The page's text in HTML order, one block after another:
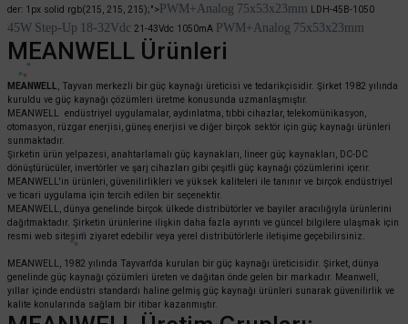
der: 1px solid rgb(215, 215, 215);"> PWM+Analog 75x53x23mm LDH-45B-1050
45W Step-Up 18-32Vdc 21-43Vdc 1050mA PWM+Analog 75x53x23mm
MEANWELL Ürünleri
MEANWELL, Tayvan merkezli bir güç kaynağı üreticisi ve tedarikçisidir. Şirket 1982 yılında
kuruldu ve güç kaynağı çözümleri üretme konusunda uzmanlaşmıştır.
MEANWELL endüstriyel uygulamalar, aydınlatma, tıbbi cihazlar, telekomünikasyon,
otomasyon, rüzgar enerjisi, güneş enerjisi ve diğer birçok sektör için güç kaynağı ürünleri
sunmaktadır.
Şirketin ürün yelpazesi, anahtarlamalı güç kaynakları, lineer güç kaynakları, DC-DC
dönüştürücüler, invertörler ve şarj cihazları gibi çeşitli güç kaynağı çözümlerini içerir.
MEANWELL'in ürünleri, güvenilirlikleri ve yüksek kaliteleri ile tanınır ve birçok endüstriyel
ve ticari uygulama için tercih edilen bir seçenektir.
MEANWELL, dünya genelinde birçok ülkede distribütörler ve bayiler aracılığıyla ürünlerini
dağıtmaktadır. Şirketin ürünlerine ilişkin daha fazla ayrıntı ve güncel bilgilere ulaşmak için
resmi web sitesini ziyaret edebilir veya yerel distribütörlerle iletişime geçebilirsiniz.
MEANWELL, 1982 yılında Tayvan'da kurulan bir güç kaynağı üreticisidir. Şirket, dünya
genelinde güç kaynağı çözümleri üreten ve dağıtan önde gelen bir markadır. Meanwell,
yıllar içinde endüstri standardı haline gelmiş güç kaynağı ürünleri sunarak güvenilirlik ve
kalite konularında sağlam bir itibar kazanmıştır.